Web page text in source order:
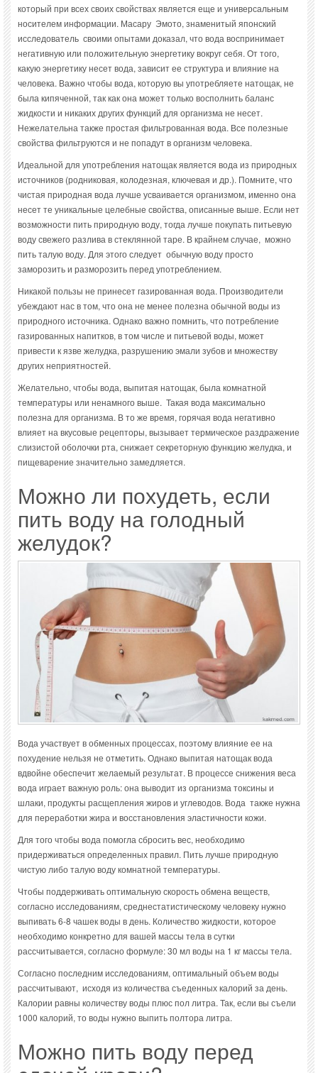
который при всех своих свойствах является еще и универсальным
носителем информации. Масару Эмото, знаменитый японский
исследователь своими опытами доказал, что вода воспринимает
негативную или положительную энергетику вокруг себя. От того,
какую энергетику несет вода, зависит ее структура и влияние на
человека. Важно чтобы вода, которую вы употребляете натощак, не
была кипяченной, так как она может только восполнить баланс
жидкости и никаких других функций для организма не несет.
Нежелательна также простая фильтрованная вода. Все полезные
свойства фильтруются и не попадут в организм человека.
Идеальной для употребления натощак является вода из природных
источников (родниковая, колодезная, ключевая и др.). Помните, что
чистая природная вода лучше усваивается организмом, именно она
несет те уникальные целебные свойства, описанные выше. Если нет
возможности пить природную воду, тогда лучше покупать питьевую
воду свежего разлива в стеклянной таре. В крайнем случае, можно
пить талую воду. Для этого следует обычную воду просто
заморозить и разморозить перед употреблением.
Никакой пользы не принесет газированная вода. Производители
убеждают нас в том, что она не менее полезна обычной воды из
природного источника. Однако важно помнить, что потребление
газированных напитков, в том числе и питьевой воды, может
привести к язве желудка, разрушению эмали зубов и множеству
других неприятностей.
Желательно, чтобы вода, выпитая натощак, была комнатной
температуры или ненамного выше. Такая вода максимально
полезна для организма. В то же время, горячая вода негативно
влияет на вкусовые рецепторы, вызывает термическое раздражение
слизистой оболочки рта, снижает секреторную функцию желудка, и
пищеварение значительно замедляется.
Можно ли похудеть, если
пить воду на голодный
желудок?
Вода участвует в обменных процессах, поэтому влияние ее на
похудение нельзя не отметить. Однако выпитая натощак вода
вдвойне обеспечит желаемый результат. В процессе снижения веса
вода играет важную роль: она выводит из организма токсины и
шлаки, продукты расщепления жиров и углеводов. Вода также нужна
для переработки жира и восстановления эластичности кожи.
Для того чтобы вода помогла сбросить вес, необходимо
придерживаться определенных правил. Пить лучше природную
чистую либо талую воду комнатной температуры.
Чтобы поддерживать оптимальную скорость обмена веществ,
согласно исследованиям, среднестатистическому человеку нужно
выпивать 6-8 чашек воды в день. Количество жидкости, которое
необходимо конкретно для вашей массы тела в сутки
рассчитывается, согласно формуле: 30 мл воды на 1 кг массы тела.
Согласно последним исследованиям, оптимальный объем воды
рассчитывают, исходя из количества съеденных калорий за день.
Калории равны количеству воды плюс пол литра. Так, если вы съели
1000 калорий, то воды нужно выпить полтора литра.
Можно пить воду перед